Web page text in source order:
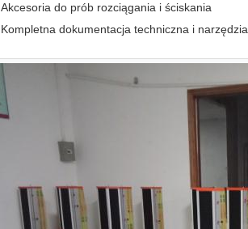
Akcesoria do prób rozciągania i ściskania
Kompletna dokumentacja techniczna i narzędzia